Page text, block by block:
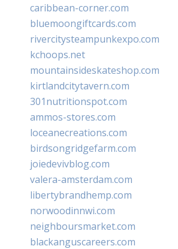
caribbean-corner.com
bluemoongiftcards.com
rivercitysteampunkexpo.com
kchoops.net
mountainsideskateshop.com
kirtlandcitytavern.com
301nutritionspot.com
ammos-stores.com
loceanecreations.com
birdsongridgefarm.com
joiedevivblog.com
valera-amsterdam.com
libertybrandhemp.com
norwoodinnwi.com
neighboursmarket.com
blackanguscareers.com